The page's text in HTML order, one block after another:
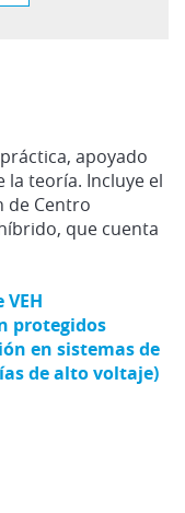
apoyado
la teoría. Incluye el
de Centro
que cuenta
protegidos
en sistemas de
de alto voltaje)